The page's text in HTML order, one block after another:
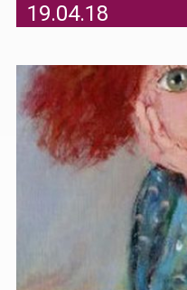
19.04.18